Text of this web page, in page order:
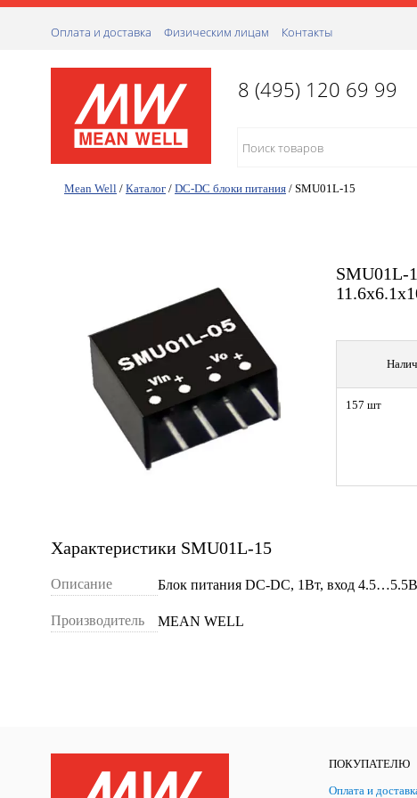
Оплата и доставка Физическим лицам Контакты
8 (495) 120 69 99
Mean Well / Каталог / DC-DC блоки питания / SMU01L-15
SMU01L-
157 шт
Характеристики SMU01L-15
Описание Блок питания DC-DC, 1Вт, вход
Производитель MEAN WELL
ПОКУПАТЕЛЮ
Оплата и